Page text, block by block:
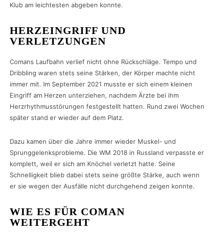
Klub am leichtesten abgeben konnte.
HERZEINGRIFF UND
VERLETZUNGEN
Comans Laufbahn verlief nicht ohne Rückschläge. Tempo und
Dribbling waren stets seine Stärken, der Körper machte nicht
immer mit. Im September 2021 musste er sich einem kleinen
Eingriff am Herzen unterziehen, nachdem Ärzte bei ihm
Herzrhythmusstörungen festgestellt hatten. Rund zwei Wochen
später stand er wieder auf dem Platz.
Dazu kamen über die Jahre immer wieder Muskel- und
Sprunggelenksprobleme. Die WM 2018 in Russland verpasste er
komplett, weil er sich am Knöchel verletzt hatte. Seine
Schnelligkeit blieb dabei stets seine größte Stärke, auch wenn
er sie wegen der Ausfälle nicht durchgehend zeigen konnte.
WIE ES FÜR COMAN
WEITERGEHT